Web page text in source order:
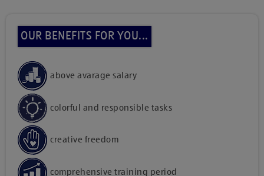
OUR BENEFITS FOR YOU...
above avarage salary
colorful and responsible tasks
creative freedom
comprehensive training period